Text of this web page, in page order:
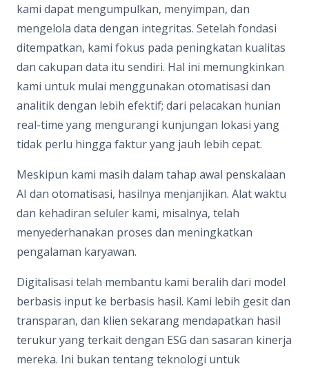
kami dapat mengumpulkan, menyimpan, dan
mengelola data dengan integritas. Setelah fondasi
ditempatkan, kami fokus pada peningkatan kualitas
dan cakupan data itu sendiri. Hal ini memungkinkan
kami untuk mulai menggunakan otomatisasi dan
analitik dengan lebih efektif; dari pelacakan hunian
real-time yang mengurangi kunjungan lokasi yang
tidak perlu hingga faktur yang jauh lebih cepat.
Meskipun kami masih dalam tahap awal penskalaan
AI dan otomatisasi, hasilnya menjanjikan. Alat waktu
dan kehadiran seluler kami, misalnya, telah
menyederhanakan proses dan meningkatkan
pengalaman karyawan.
Digitalisasi telah membantu kami beralih dari model
berbasis input ke berbasis hasil. Kami lebih gesit dan
transparan, dan klien sekarang mendapatkan hasil
terukur yang terkait dengan ESG dan sasaran kinerja
mereka. Ini bukan tentang teknologi untuk